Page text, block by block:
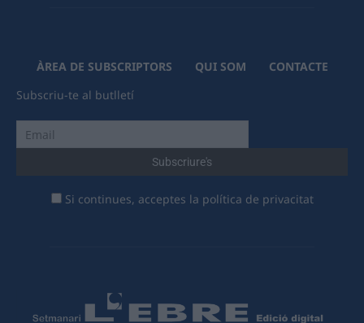
ÀREA DE SUBSCRIPTORS QUI SOM
CONTACTE
Subscriu-te al butlletí
Si continues, acceptes la política de privacitat